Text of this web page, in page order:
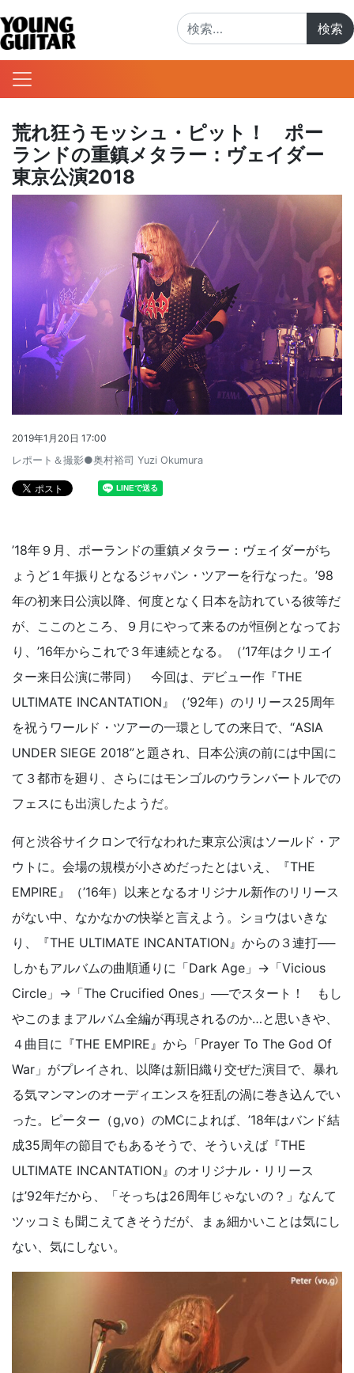
荒れ狂うモッシュ・ピット！ ポー
ランドの重鎮メタラー：ヴェイダー
東京公演2018
2019年1月20日 17:00
レポート＆撮影●奥村裕司 Yuzi Okumura
’18年９月、ポーランドの重鎮メタラー：ヴェイダーがち
ょうど１年振りとなるジャパン・ツアーを行なった。’98
年の初来日公演以降、何度となく日本を訪れている彼等だ
が、ここのところ、９月にやって来るのが恒例となってお
り、’16年からこれで３年連続となる。（’17年はクリエイ
ター来日公演に帯同） 今回は、デビュー作『THE
ULTIMATE INCANTATION』（’92年）のリリース25周年
を祝うワールド・ツアーの一環としての来日で、“ASIA
UNDER SIEGE 2018”と題され、日本公演の前には中国に
て３都市を廻り、さらにはモンゴルのウランバートルでの
フェスにも出演したようだ。
何と渋谷サイクロンで行なわれた東京公演はソールド・ア
ウトに。会場の規模が小さめだったとはいえ、『THE
EMPIRE』（’16年）以来となるオリジナル新作のリリース
がない中、なかなかの快挙と言えよう。ショウはいきな
り、『THE ULTIMATE INCANTATION』からの３連打──
しかもアルバムの曲順通りに「Dark Age」→「Vicious
Circle」→「The Crucified Ones」──でスタート！ もし
やこのままアルバム全編が再現されるのか…と思いきや、
４曲目に『THE EMPIRE』から「Prayer To The God Of
War」がプレイされ、以降は新旧織り交ぜた演目で、暴れ
る気マンマンのオーディエンスを狂乱の渦に巻き込んでい
った。ピーター（g,vo）のMCによれば、’18年はバンド結
成35周年の節目でもあるそうで、そういえば『THE
ULTIMATE INCANTATION』のオリジナル・リリース
は’92年だから、「そっちは26周年じゃないの？」なんて
ツッコミも聞こえてきそうだが、まぁ細かいことは気にし
ない、気にしない。